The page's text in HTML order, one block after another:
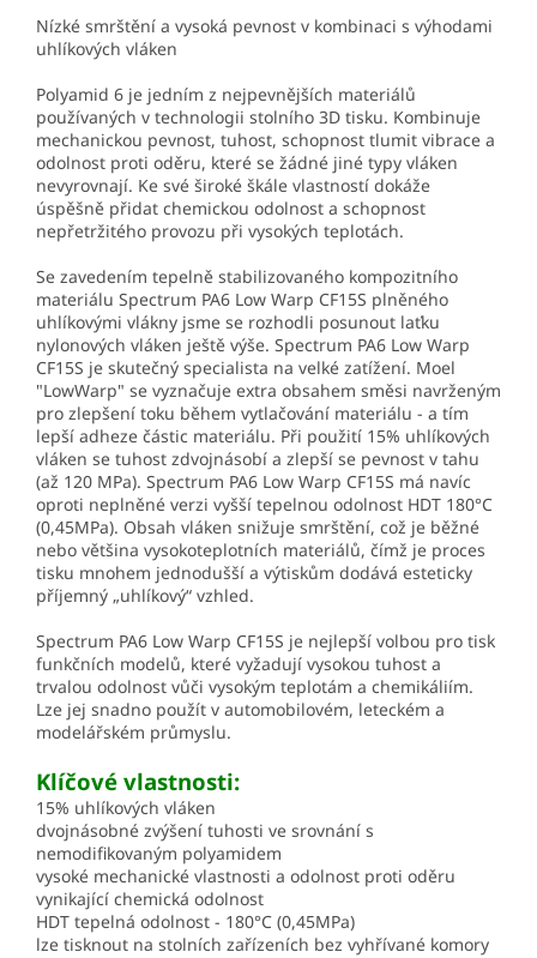
Nízké smrštění a vysoká pevnost v kombinaci s výhodami
uhlíkových vláken
Polyamid 6 je jedním z nejpevnějších materiálů
používaných v technologii stolního 3D tisku. Kombinuje
mechanickou pevnost, tuhost, schopnost tlumit vibrace a
odolnost proti oděru, které se žádné jiné typy vláken
nevyrovnají. Ke své široké škále vlastností dokáže
úspěšně přidat chemickou odolnost a schopnost
nepřetržitého provozu při vysokých teplotách.
Se zavedením tepelně stabilizovaného kompozitního
materiálu Spectrum PA6 Low Warp CF15S plněného
uhlíkovými vlákny jsme se rozhodli posunout laťku
nylonových vláken ještě výše. Spectrum PA6 Low Warp
CF15S je skutečný specialista na velké zatížení. Moel
"LowWarp" se vyznačuje extra obsahem směsi navrženým
pro zlepšení toku během vytlačování materiálu - a tím
lepší adheze částic materiálu. Při použití 15% uhlíkových
vláken se tuhost zdvojnásobí a zlepší se pevnost v tahu
(až 120 MPa). Spectrum PA6 Low Warp CF15S má navíc
oproti neplněné verzi vyšší tepelnou odolnost HDT 180°C
(0,45MPa). Obsah vláken snižuje smrštění, což je běžné
nebo většina vysokoteplotních materiálů, čímž je proces
tisku mnohem jednodušší a výtiskům dodává esteticky
příjemný „uhlíkový“ vzhled.
Spectrum PA6 Low Warp CF15S je nejlepší volbou pro tisk
funkčních modelů, které vyžadují vysokou tuhost a
trvalou odolnost vůči vysokým teplotám a chemikáliím.
Lze jej snadno použít v automobilovém, leteckém a
modelářském průmyslu.
Klíčové vlastnosti:
15% uhlíkových vláken
dvojnásobné zvýšení tuhosti ve srovnání s
nemodifikovaným polyamidem
vysoké mechanické vlastnosti a odolnost proti oděru
vynikající chemická odolnost
HDT tepelná odolnost - 180°C (0,45MPa)
lze tisknout na stolních zařízeních bez vyhřívané komory